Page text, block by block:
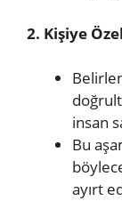
2. Kişiye
insan
Bu
ayırt